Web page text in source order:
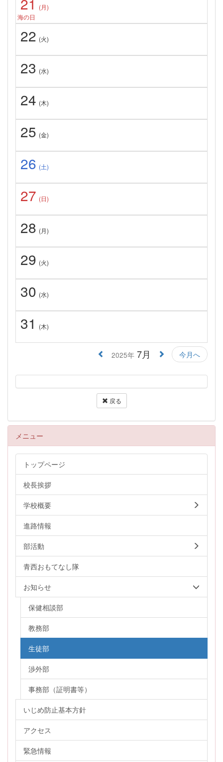
(月)
海の日
22 (火)
23 (水)
24 (木)
25 (金)
26 (土)
27 (日)
28 (月)
29 (火)
30 (水)
31 (木)
2025年 7月 今月へ
戻る
メニュー
トップページ
校長挨拶
学校概要
進路情報
部活動
青西おもてなし隊
お知らせ
保健相談部
教務部
生徒部
渉外部
事務部（証明書等）
いじめ防止基本方針
アクセス
緊急情報